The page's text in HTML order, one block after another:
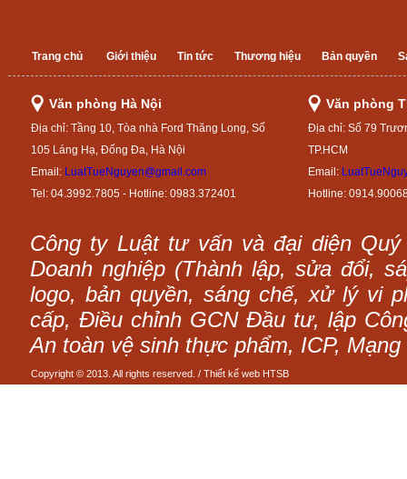
Trang chủ Giới thiệu Tin tức Thương hiệu Bản quyền
Văn phòng Hà Nội
Địa chỉ: Tầng 10, Tòa nhà Ford Thăng Long, Số
105 Láng Hạ, Đống Đa, Hà Nội
Email: LuatTueNguyen@gmail.com
Tel: 04.3992.7805 - Hotline: 0983.372401
Văn phòng
Địa chỉ: Số 79
TP.HCM
Email:
Hotline:
Công ty Luật tư vấn và đại diện
Doanh nghiệp (Thành lập, sửa đổi,
logo, bản quyền, sáng chế, xử lý vi
cấp, Điều chỉnh GCN Đầu tư, lập
An toàn vệ sinh thực phẩm, ICP,
Copyright © 2013. All rights reserved. / Thiết kế web HTSB